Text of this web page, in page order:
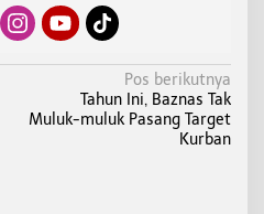
Pos berikutnya
Tahun Ini, Baznas Tak
Muluk-muluk Pasang Target
Kurban